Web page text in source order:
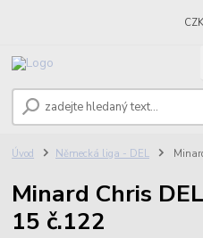
Úvod Německá liga - DEL
Minard Chris
15 č.122